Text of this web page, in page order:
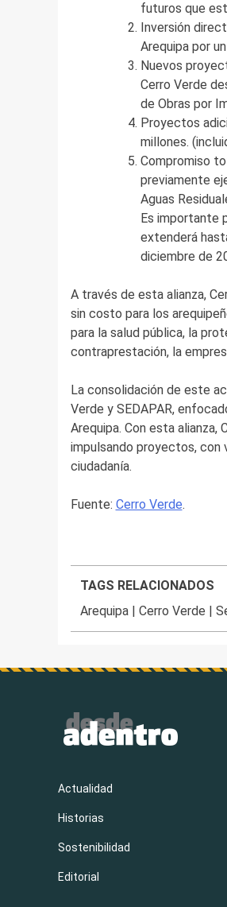
futuros que
Inversión
Arequipa por
Nuevos
Cerro Verde
de Obras por
Proyectos
millones.
Compromiso
previamente
Aguas
Es importante
extenderá
diciembre de
A través de esta alianza,
sin costo para los
para la salud pública, la
contraprestación, la
La consolidación de este
Verde y SEDAPAR,
Arequipa. Con esta
impulsando proyectos, con
ciudadanía.
Fuente: Cerro Verde.
TAGS RELACIONADOS
Arequipa |Cerro Verde |
Actualidad
Historias
Sostenibilidad
Editorial